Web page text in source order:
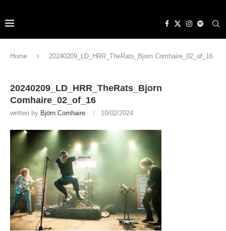
Home 20240209_LD_HRR_TheRats_Bjorn Comhaire_02_of_16
20240209_LD_HRR_TheRats_Bjorn
Comhaire_02_of_16
written by Björn Comhaire 10/02/2024